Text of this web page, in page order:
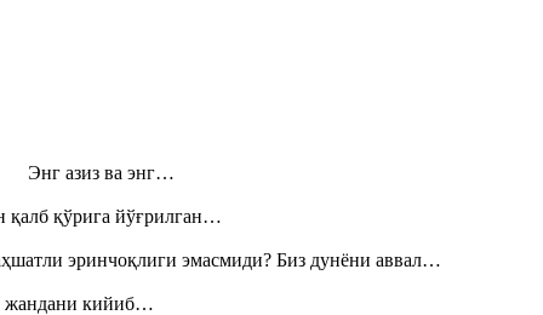
Энг азиз ва энг…
қалб қўрига йўғрилган…
эринчоқлиги эмасмиди? Биз дунёни аввал…
жандани кийиб…